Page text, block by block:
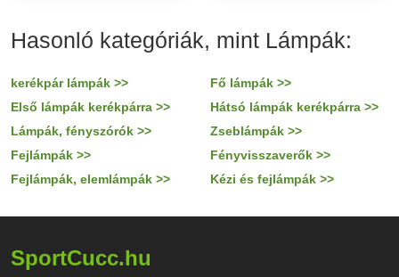
Hasonló kategóriák, mint Lámpák:
kerékpár lámpák >>
Fő lámpák >>
Első lámpák kerékpárra >>
Hátsó lámpák kerékpárra >>
Lámpák, fényszórók >>
Zseblámpák >>
Fejlámpák >>
Fényvisszaverők >>
Fejlámpák, elemlámpák >>
Kézi és fejlámpák >>
SportCucc.hu